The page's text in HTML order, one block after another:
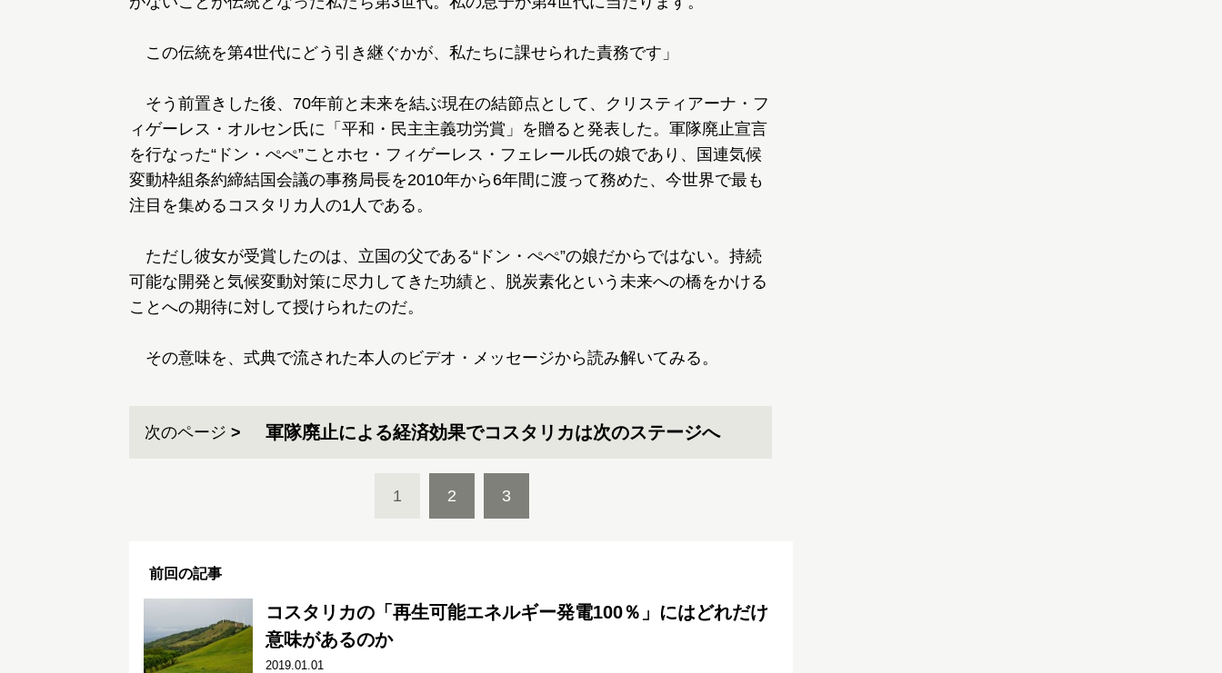
この伝統を第4世代にどう引き継ぐかが、私たちに課せられた責務です」
そう前置きした後、70年前と未来を結ぶ現在の結節点として、クリスティアーナ・フ
ィゲーレス・オルセン氏に「平和・民主主義功労賞」を贈ると発表した。軍隊廃止宣言
を行なった“ドン・ぺぺ”ことホセ・フィゲーレス・フェレール氏の娘であり、国連気候
変動枠組条約締結国会議の事務局長を2010年から6年間に渡って務めた、今世界で最も
注目を集めるコスタリカ人の1人である。
ただし彼女が受賞したのは、立国の父である“ドン・ぺぺ”の娘だからではない。持続
可能な開発と気候変動対策に尽力してきた功績と、脱炭素化という未来への橋をかける
ことへの期待に対して授けられたのだ。
その意味を、式典で流された本人のビデオ・メッセージから読み解いてみる。
次のページ 軍隊廃止による経済効果でコスタリカは次のステージへ
1 2 3
前回の記事
コスタリカの「再生可能エネルギー発電100％」にはどれだけ
意味があるのか
2019.01.01